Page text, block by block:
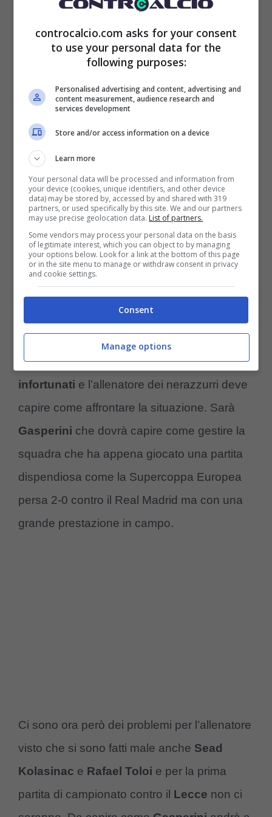
Atalanta, problemi per Gasperini (Ansa Foto) – Controcalcio
Tutto confermato per quanto riguarda il
progetto che ha deciso di avviare la società
con l’obiettivo di lottare per le prime posizioni
ancora. Adesso però è tutto un po’ più
complicato, perché nonostante i grandi
investimenti ci sono delle situazioni difficili da
affrontare come gliinfortuni dei giocatori.
Adesso aumentano in infermeria igiocatori
infortunati e l’allenatore dei nerazzurri deve
capire come affrontare la situazione. Sarà
Gasperini che dovrà capire come gestire la
squadra che ha appena giocato una partita
dispendiosa come la Supercoppa Europea
persa 2-0 contro il Real Madrid ma con una
grande prestazione in campo.
Ci sono ora però dei problemi per l’allenatore
visto che si sono fatti male anche Sead
Kolasinac e Rafael Toloi e per la prima
partita di campionato contro il Lecce non ci
controcalcio.com asks for your consent
to use your personal data for the
following purposes:
Personalised advertising and content, advertising and
content measurement, audience research and
services development
Store and/or access information on a device
Learn more
Your personal data will be processed and information from
your device (cookies, unique identifiers, and other device
data) may be stored by, accessed by and shared with 319
partners, or used specifically by this site. We and our partners
may use precise geolocation data. List of partners.
Some vendors may process your personal data on the basis
of legitimate interest, which you can object to by managing
your options below. Look for a link at the bottom of this page
or in the site menu to manage or withdraw consent in privacy
and cookie settings.
Consent
Manage options